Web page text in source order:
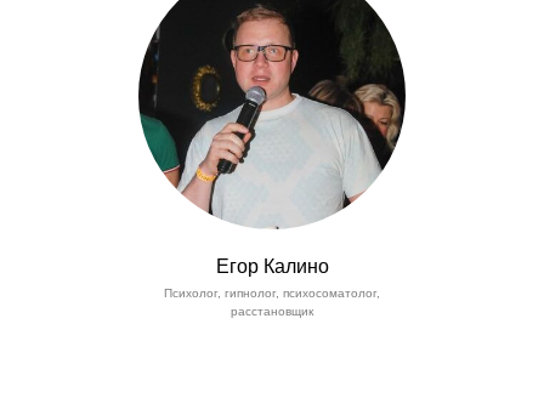
Егор Калино
Психолог, гипнолог, психосоматолог,
расстановщик